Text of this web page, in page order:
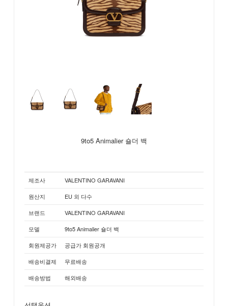
9to5 Animalier 숄더 백
제조사
VALENTINO GARAVANI
원산지
EU 외 다수
브랜드
VALENTINO GARAVANI
모델
9to5 Animalier 숄더 백
회원제공가
공급가 회원공개
배송비결제
무료배송
배송방법
해외배송